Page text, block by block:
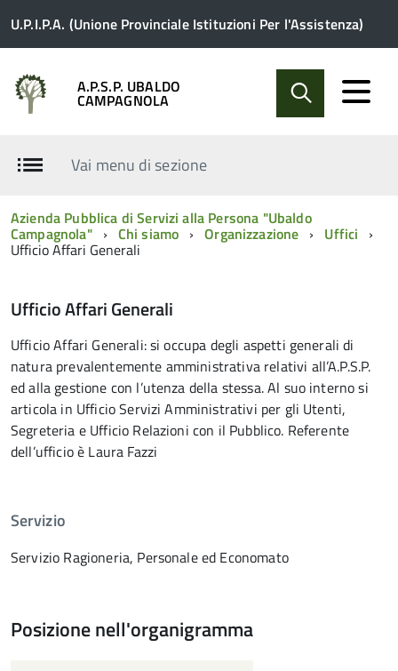
U.P.I.P.A. (Unione Provinciale Istituzioni Per l'Assistenza)
A.P.S.P. UBALDO
CAMPAGNOLA
Vai menu di sezione
Azienda Pubblica di Servizi alla Persona "Ubaldo
Campagnola" Chi siamo Organizzazione Uffici
Ufficio Affari Generali
Ufficio Affari Generali
Ufficio Affari Generali: si occupa degli aspetti generali di
natura prevalentemente amministrativa relativi all’A.P.S.P.
ed alla gestione con l’utenza della stessa. Al suo interno si
articola in Ufficio Servizi Amministrativi per gli Utenti,
Segreteria e Ufficio Relazioni con il Pubblico. Referente
dell’ufficio è Laura Fazzi
Servizio
Servizio Ragioneria, Personale ed Economato
Posizione nell'organigramma